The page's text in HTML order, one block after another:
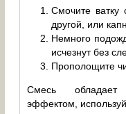
Смочите ватку
другой, или
Немного
исчезнут без
Прополощите
Смесь обладает
эффектом,